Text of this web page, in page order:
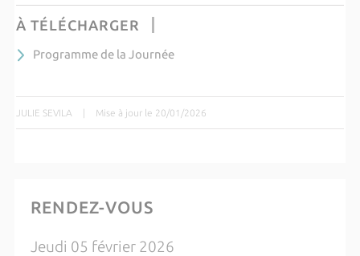
À TÉLÉCHARGER
Programme de la Journée
JULIE SEVILA | Mise à jour le 20/01/2026
RENDEZ-VOUS
Jeudi 05 février 2026